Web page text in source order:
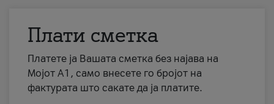
Плати сметка
Платете ја Вашата сметка без најава на
Мојот А1, само внесете го бројот на
фактурата што сакате да ја платите.